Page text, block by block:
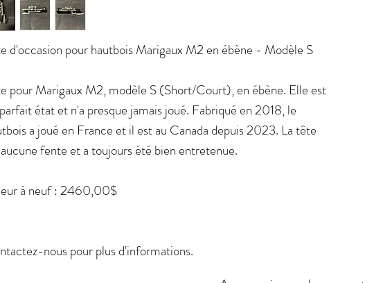
d'occasion pour hautbois Marigaux M2 en ébène - Modèle S
pour Marigaux M2, modèle S (Short/Court), en ébène. Elle est
état et n'a presque jamais joué. Fabriqué en 2018, le
a joué en France et il est au Canada depuis 2023. La tête
fente et a toujours été bien entretenue.
à neuf : 2460,00$
nous pour plus d'informations.